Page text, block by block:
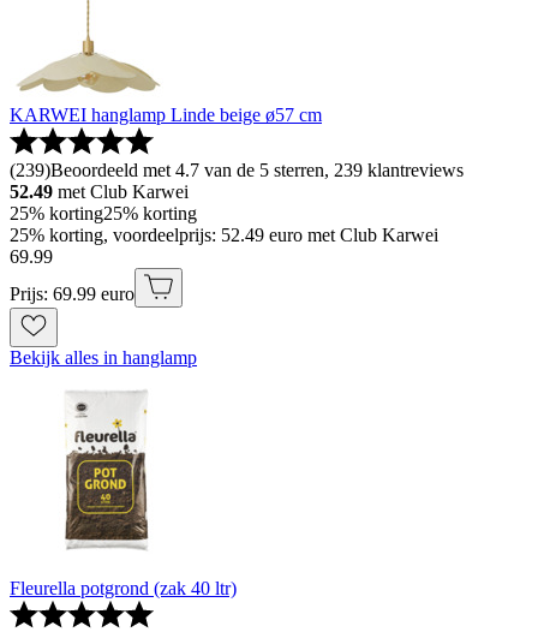
KARWEI hanglamp Linde beige ø57 cm
(239)Beoordeeld met 4.7 van de 5 sterren, 239 klantreviews
52.49 met Club Karwei
25% korting25% korting
25% korting, voordeelprijs: 52.49 euro met Club Karwei
69.99
Prijs: 69.99 euro
Bekijk alles in hanglamp
Fleurella potgrond (zak 40 ltr)